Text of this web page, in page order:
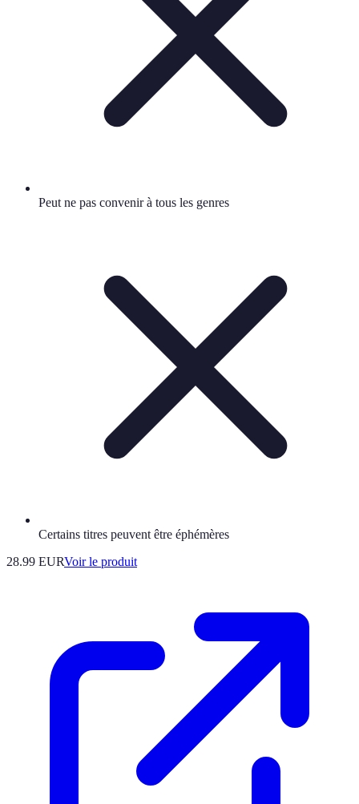
Peut ne pas convenir à tous les genres
Certains titres peuvent être éphémères
28.99 EURVoir le produit